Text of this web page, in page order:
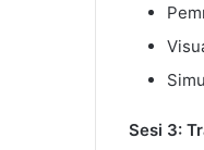
Sesi 3: